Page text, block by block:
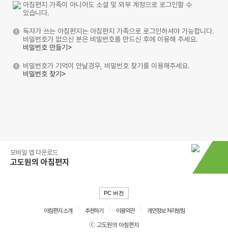
아침편지 가족이 아니어도 소셜 및 외부 계정으로 로그인할 수
있습니다.
독자가 쓰는 아침편지는 아침편지 가족으로 로그인하셔야 가능합니다.
비밀번호가 없으신 분은 비밀번호를 만드신 후에 이용해 주세요.
비밀번호 만들기>
비밀번호가 기억이 안날경우, 비밀번호 찾기를 이용해주세요.
비밀번호 찾기>
모바일 앱 다운로드
고도원의 아침편지
PC 버전
아침편지 소개 추천하기 이용약관
개인정보 처리방침
ⓒ 고도원의 아침편지